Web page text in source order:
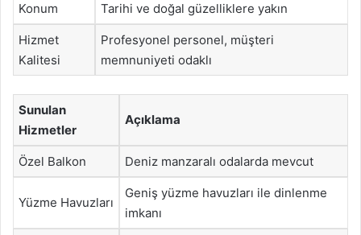
Konum Tarihi ve doğal güzelliklere yakın
Hizmet
Kalitesi
Profesyonel personel, müşteri
memnuniyeti odaklı
Sunulan
Hizmetler
Açıklama
Özel Balkon Deniz manzaralı odalarda mevcut
Yüzme Havuzları
Geniş yüzme havuzları ile dinlenme
imkanı